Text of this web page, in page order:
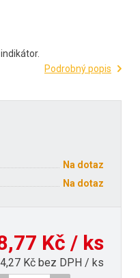
Podrobný popis
Na dotaz
Na dotaz
Kč / ks
Kč bez DPH / ks